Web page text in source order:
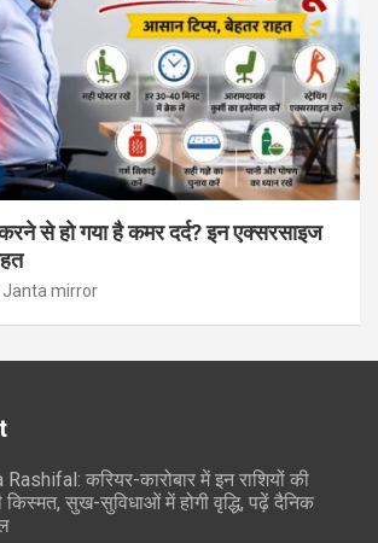
से हो गया है कमर दर्द? इन एक्सरसाइज
Janta mirror
Rashifal: करियर-कारोबार में इन राशियों की
सुख-सुविधाओं में होगी वृद्धि, पढ़ें दैनिक